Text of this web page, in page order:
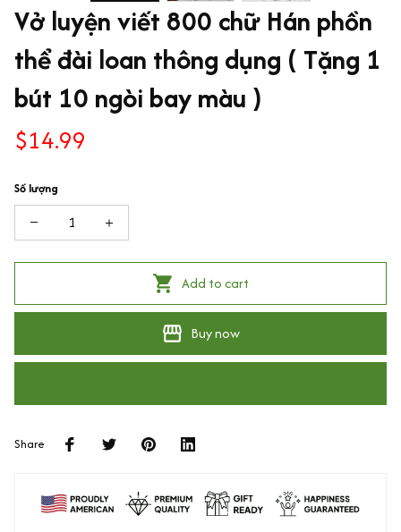
Vở luyện viết 800 chữ Hán phồn
thể đài loan thông dụng ( Tặng 1
bút 10 ngòi bay màu )
$14.99
Số lượng
Add to cart
Buy now
Share